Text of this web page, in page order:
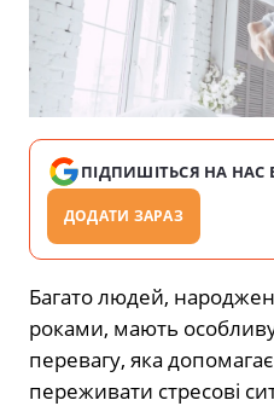
ПІДПИШІТЬСЯ НА НАС В
ДОДАТИ ЗАРАЗ
Багато людей,
роками, мають
перевагу, яка
переживати стресові